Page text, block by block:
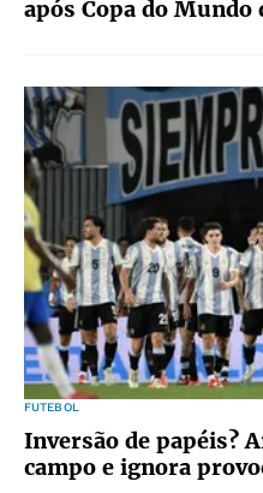
após Copa do Mundo
FUTEBOL
Inversão de papéis?
campo e ignora